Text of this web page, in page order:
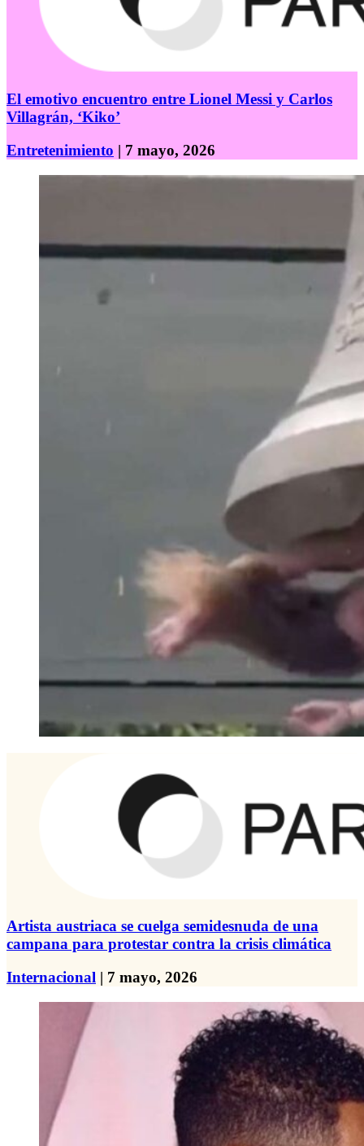
El emotivo encuentro entre Lionel Messi y Carlos
Villagrán, ‘Kiko’
Entretenimiento | 7 mayo, 2026
Artista austriaca se cuelga semidesnuda de una
campana para protestar contra la crisis climática
Internacional | 7 mayo, 2026